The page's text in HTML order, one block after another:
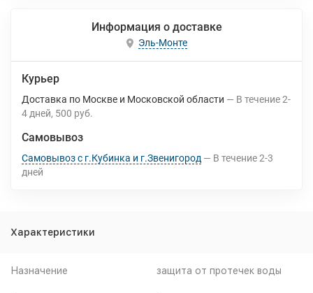
Информация о доставке
Эль-Монте
Курьер
Доставка по Москве и Московской области В течение2-
4 дней 500 руб.
Самовывоз
Самовывоз с г.Кубинка и г.Звенигород В течение2-3
дней
Характеристики
Назначение защита от протечек воды